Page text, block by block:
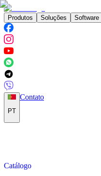
Produtos Soluções Software
PT
Contato
Catálogo